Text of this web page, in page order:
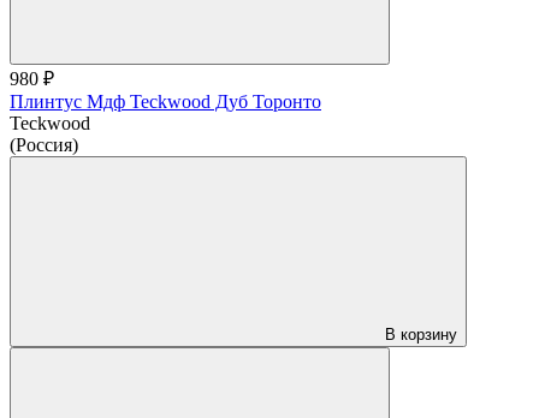
980 ₽
Плинтус Мдф Teckwood Дуб Торонто
Teckwood
(Россия)
В корзину